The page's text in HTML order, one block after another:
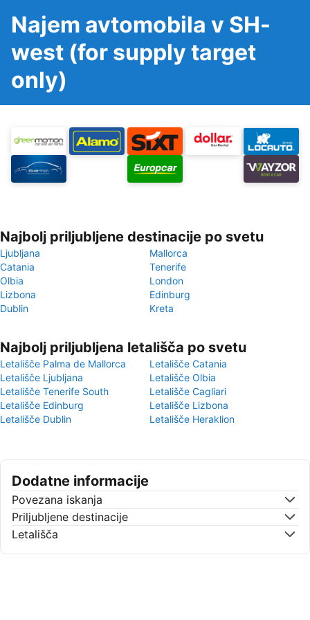
Najem avtomobila v SH-
west (for supply target
only)
Najbolj priljubljene destinacije po svetu
Ljubljana
Mallorca
Catania
Tenerife
Olbia
London
Lizbona
Edinburg
Dublin
Kreta
Najbolj priljubljena letališča po svetu
Letališče Palma de Mallorca
Letališče Catania
Letališče Ljubljana
Letališče Olbia
Letališče Tenerife South
Letališče Cagliari
Letališče Edinburg
Letališče Lizbona
Letališče Dublin
Letališče Heraklion
Dodatne informacije
Povezana iskanja
Priljubljene destinacije
Letališča